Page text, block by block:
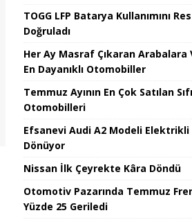
TOGG LFP Batarya Kullanımını
Doğruladı
Her Ay Masraf Çıkaran Arabalara
En Dayanıklı Otomobiller
Temmuz Ayının En Çok Satılan
Otomobilleri
Efsanevi Audi A2 Modeli Elektrikli
Dönüyor
Nissan İlk Çeyrekte Kâra Döndü
Otomotiv Pazarında Temmuz
Yüzde 25 Geriledi